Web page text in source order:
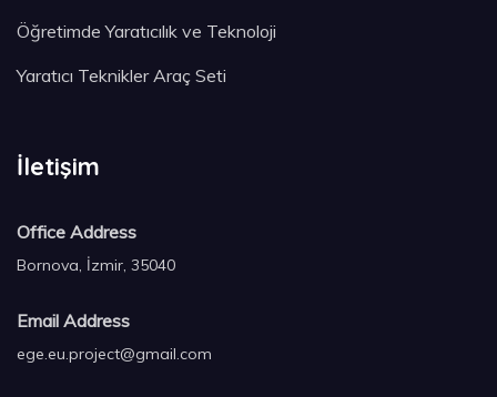
Öğretimde Yaratıcılık ve Teknoloji
Yaratıcı Teknikler Araç Seti
İletişim
Office Address
Bornova, İzmir, 35040
Email Address
ege.eu.project@gmail.com